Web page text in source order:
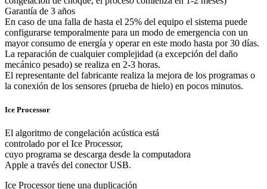
Garantía de 3 años
En caso de una falla de hasta el 25% del equipo el sistema puede
configurarse temporalmente para un modo de emergencia con un
mayor consumo de energía y operar en este modo hasta por 30 días.
La reparación de cualquier complejidad (a excepción del daño
mecánico pesado) se realiza en 2-3 horas.
El representante del fabricante realiza la mejora de los programas o
la conexión de los sensores (prueba de hielo) en pocos minutos.
Ice Processor
El algoritmo de congelación acústica está
controlado por el Ice Processor,
cuyo programa se descarga desde la computadora
Apple a través del conector USB.
Ice Processor tiene una duplicación